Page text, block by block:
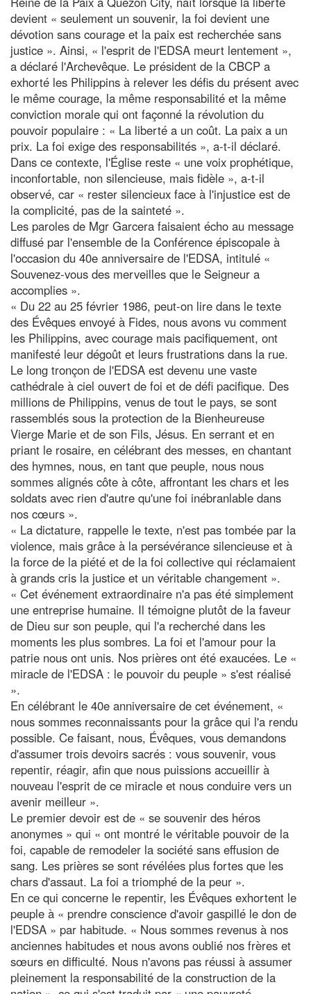
devient « seulement un souvenir, la foi devient une
dévotion sans courage et la paix est recherchée sans
justice ». Ainsi, « l'esprit de l'EDSA meurt lentement »,
a déclaré l'Archevêque. Le président de la CBCP a
exhorté les Philippins à relever les défis du présent avec
le même courage, la même responsabilité et la même
conviction morale qui ont façonné la révolution du
pouvoir populaire : « La liberté a un coût. La paix a un
prix. La foi exige des responsabilités », a-t-il déclaré.
Dans ce contexte, l'Église reste « une voix prophétique,
inconfortable, non silencieuse, mais fidèle », a-t-il
observé, car « rester silencieux face à l'injustice est de
la complicité, pas de la sainteté ».
Les paroles de Mgr Garcera faisaient écho au message
diffusé par l'ensemble de la Conférence épiscopale à
l'occasion du 40e anniversaire de l'EDSA, intitulé «
Souvenez-vous des merveilles que le Seigneur a
accomplies ».
« Du 22 au 25 février 1986, peut-on lire dans le texte
des Évêques envoyé à Fides, nous avons vu comment
les Philippins, avec courage mais pacifiquement, ont
manifesté leur dégoût et leurs frustrations dans la rue.
Le long tronçon de l'EDSA est devenu une vaste
cathédrale à ciel ouvert de foi et de défi pacifique. Des
millions de Philippins, venus de tout le pays, se sont
rassemblés sous la protection de la Bienheureuse
Vierge Marie et de son Fils, Jésus. En serrant et en
priant le rosaire, en célébrant des messes, en chantant
des hymnes, nous, en tant que peuple, nous nous
sommes alignés côte à côte, affrontant les chars et les
soldats avec rien d'autre qu'une foi inébranlable dans
nos cœurs ».
« La dictature, rappelle le texte, n'est pas tombée par la
violence, mais grâce à la persévérance silencieuse et à
la force de la piété et de la foi collective qui réclamaient
à grands cris la justice et un véritable changement ».
« Cet événement extraordinaire n'a pas été simplement
une entreprise humaine. Il témoigne plutôt de la faveur
de Dieu sur son peuple, qui l'a recherché dans les
moments les plus sombres. La foi et l'amour pour la
patrie nous ont unis. Nos prières ont été exaucées. Le «
miracle de l'EDSA : le pouvoir du peuple » s'est réalisé
».
En célébrant le 40e anniversaire de cet événement, «
nous sommes reconnaissants pour la grâce qui l'a rendu
possible. Ce faisant, nous, Évêques, vous demandons
d'assumer trois devoirs sacrés : vous souvenir, vous
repentir, réagir, afin que nous puissions accueillir à
nouveau l'esprit de ce miracle et nous conduire vers un
avenir meilleur ».
Le premier devoir est de « se souvenir des héros
anonymes » qui « ont montré le véritable pouvoir de la
foi, capable de remodeler la société sans effusion de
sang. Les prières se sont révélées plus fortes que les
chars d'assaut. La foi a triomphé de la peur ».
En ce qui concerne le repentir, les Évêques exhortent le
peuple à « prendre conscience d'avoir gaspillé le don de
l'EDSA » par habitude. « Nous sommes revenus à nos
anciennes habitudes et nous avons oublié nos frères et
sœurs en difficulté. Nous n'avons pas réussi à assumer
pleinement la responsabilité de la construction de la